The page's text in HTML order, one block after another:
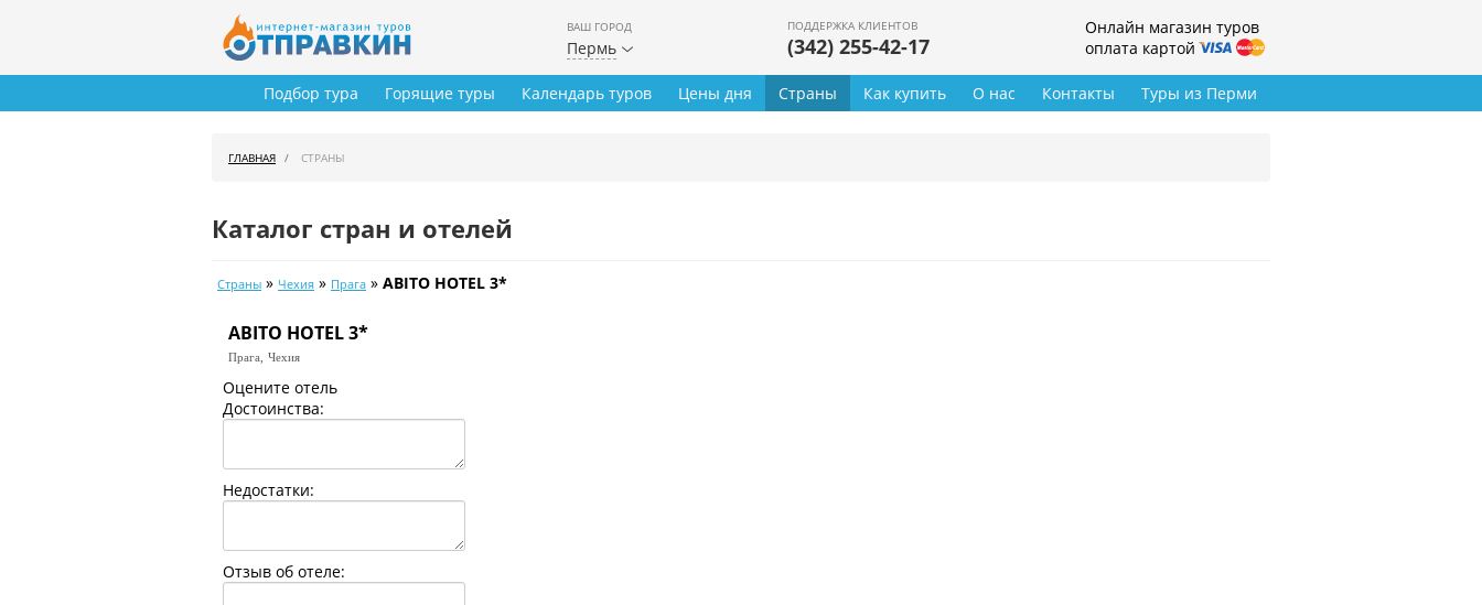
ВАШ ГОРОД
Пермь
ПОДДЕРЖКА КЛИЕНТОВ
(342) 255-42-17
Онлайн магазин туров
оплата картой
Туры из Перми
Подбор тура Горящие туры Календарь туров Цены дня Страны Как купить О нас Контакты
ГЛАВНАЯ СТРАНЫ
Каталог стран и отелей
Страны » Чехия » Прага » ABITO HOTEL 3*
ABITO HOTEL 3*
Прага, Чехия
Оцените отель
Достоинства:
Недостатки:
Отзыв об отеле: